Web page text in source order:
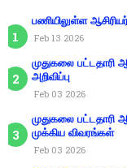
பணியிலுள்ள
Feb 13 2026
முதுகலை பட்டதாரி
அறிவிப்பு
Feb 03 2026
முதுகலை பட்டதாரி
முக்கிய விவரங்கள்
Feb 03 2026